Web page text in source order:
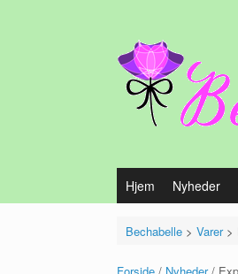
Hjem Nyheder
Bechabelle> Varer>